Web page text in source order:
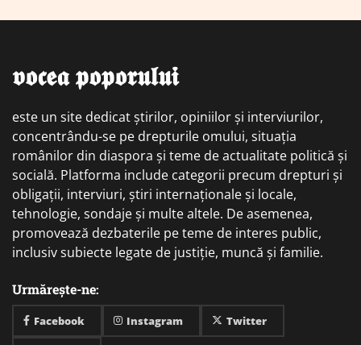
𝖛𝖔𝖈𝖊𝖆 𝖕𝖔𝖕𝖔𝖗𝖚𝖑𝖚𝖎
este un site dedicat știrilor, opiniilor și interviurilor,
concentrându-se pe drepturile omului, situația
românilor din diaspora și teme de actualitate politică și
socială. Platforma include categorii precum drepturi și
obligații, interviuri, știri internaționale și locale,
tehnologie, sondaje și multe altele. De asemenea,
promovează dezbaterile pe teme de interes public,
inclusiv subiecte legate de justiție, muncă și familie.
Urmărește-ne:
Facebook Instagram Twitter